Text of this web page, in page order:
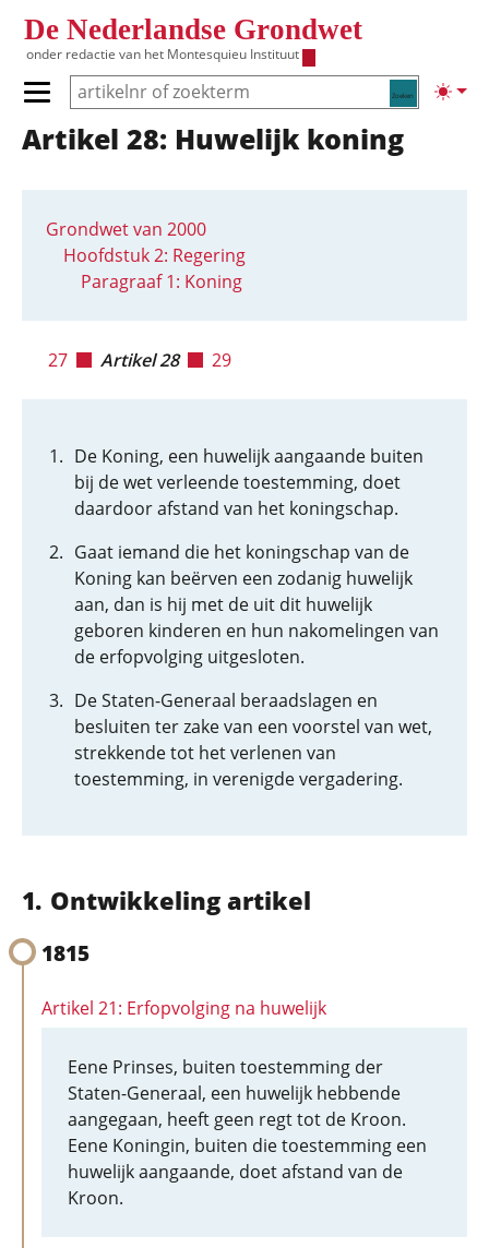
De Nederlandse Grondwet
onder redactie van het Montesquieu Instituut
Zoeken
Primair menu tonen/verbergen
Hoofdnavigatie
Artikel 28: Huwelijk koning
Grondwet van 2000
Hoofdstuk 2: Regering
Paragraaf 1: Koning
27 Artikel 28 29
De Koning, een huwelijk aangaande buiten
bij de wet verleende toestemming, doet
daardoor afstand van het koningschap.
Gaat iemand die het koningschap van de
Koning kan beërven een zodanig huwelijk
aan, dan is hij met de uit dit huwelijk
geboren kinderen en hun nakomelingen van
de erfopvolging uitgesloten.
De Staten-Generaal beraadslagen en
besluiten ter zake van een voorstel van wet,
strekkende tot het verlenen van
toestemming, in verenigde vergadering.
Ontwikkeling artikel
1815
Artikel 21: Erfopvolging na huwelijk
Eene Prinses, buiten toestemming der
Staten-Generaal, een huwelijk hebbende
aangegaan, heeft geen regt tot de Kroon.
Eene Koningin, buiten die toestemming een
huwelijk aangaande, doet afstand van de
Kroon.